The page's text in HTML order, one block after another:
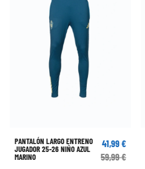
PANTALÓN LARGO ENTRENO
JUGADOR 25-26 NIÑO AZUL
MARINO
41,99 €
59,99 €